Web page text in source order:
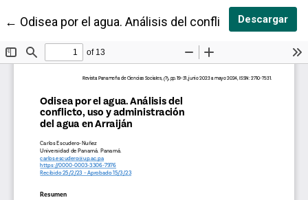
← Volver a los detalles del artículo
Odisea por el agua. Análisis del conflicto, uso y
Descargar